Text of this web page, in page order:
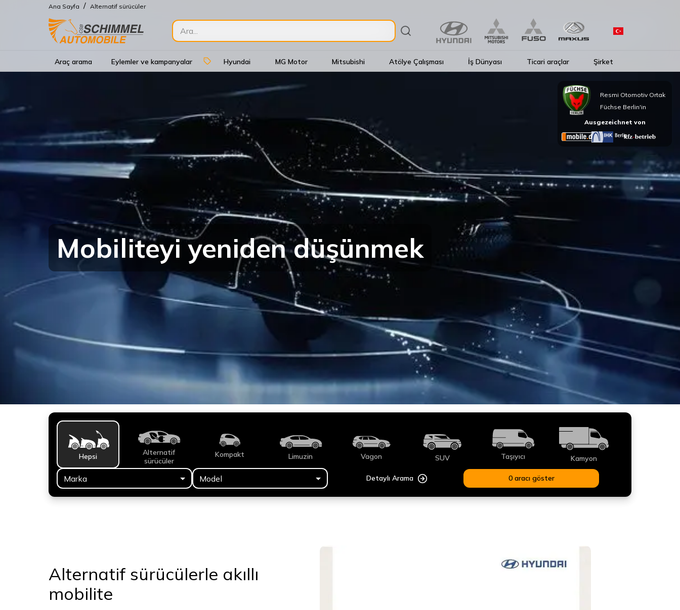
Ana Sayfa / Alternatif sürücüler
Araç arama Eylemler ve kampanyalar Hyundai MG Motor Mitsubishi Atölye Çalışması İş Dünyası Ticari araçlar Şirket
Mobiliteyi yeniden düşünmek
Resmi Otomotiv Ortak
Füchse Berlin'in
Ausgezeichnet von
Hepsi
Alternatif
sürücüler
Kompakt Limuzin Vagon SUV Taşıyıcı Kamyon
Marka Model Detaylı Arama 0 aracı göster
Alternatif sürücülerle akıllı
mobilite